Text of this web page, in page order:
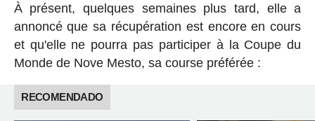
À présent, quelques semaines plus tard, elle a
annoncé que sa récupération est encore en cours
et qu'elle ne pourra pas participer à la Coupe du
Monde de Nove Mesto, sa course préférée :
RECOMENDADO